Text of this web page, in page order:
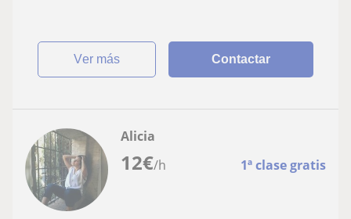
ver más Contactar
12€/h 1ª clase gratis
Alicia